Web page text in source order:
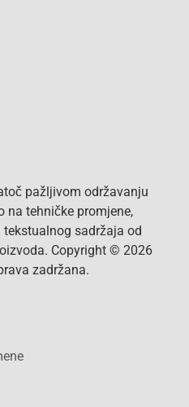
pažljivom održavanju
na tehničke promjene,
sadržaja od
Copyright © 2026
zadržana.